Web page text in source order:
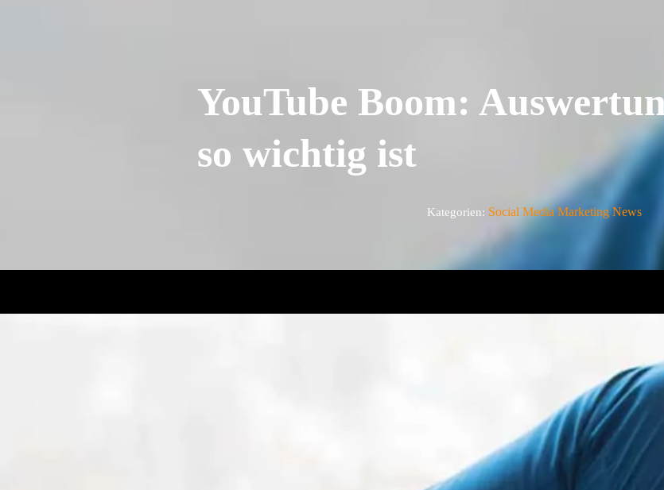
YouTube Boom:
so wichtig ist
Kategorien: Social Media Marketing News